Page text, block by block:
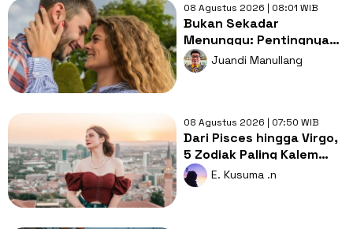
08 Agustus 2026 | 08:01 WIB
Bukan Sekadar
Menunggu: Pentingnya
Doa dan Usaha Nyata
dalam Menjemput Jodoh
Juandi Manullang
08 Agustus 2026 | 07:50 WIB
Dari Pisces hingga Virgo,
5 Zodiak Paling Kalem
tapi Penuh Makna di Balik
Sikapnya
E. Kusuma .n